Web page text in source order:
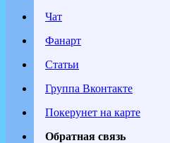
Чат
Фанарт
Статьи
Группа Вконтакте
Покерунет на карте
Обратная связь